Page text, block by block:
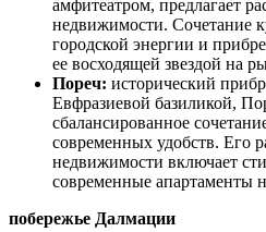
амфитеатром, предлагает
недвижимости. Сочетание
городской энергии и
ее восходящей звездой на
Пореч: исторический
Евфразиевой базиликой,
сбалансированное
современных удобств. Его
недвижимости включает
современные апартаменты
побережье Далмации